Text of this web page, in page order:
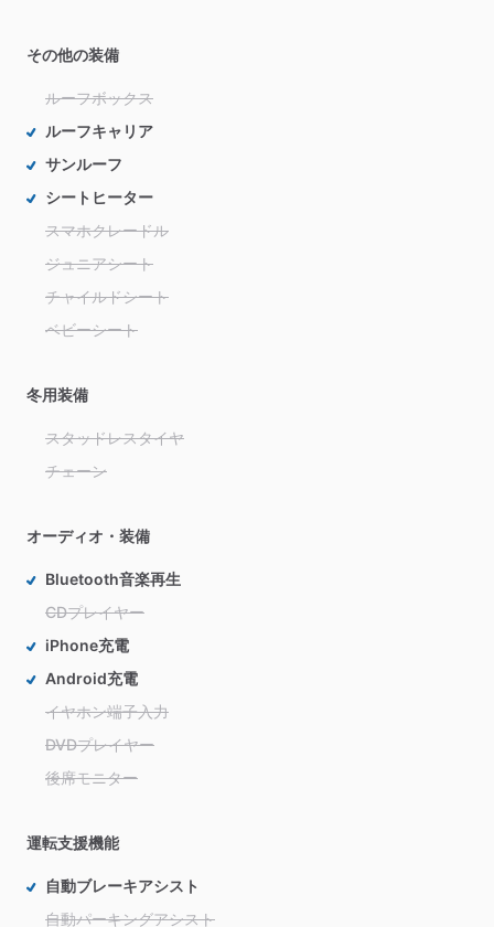
その他の装備
ルーフボックス
ルーフキャリア
サンルーフ
シートヒーター
スマホクレードル
ジュニアシート
チャイルドシート
ベビーシート
冬用装備
スタッドレスタイヤ
チェーン
オーディオ・装備
Bluetooth音楽再生
CDプレイヤー
iPhone充電
Android充電
イヤホン端子入力
DVDプレイヤー
後席モニター
運転支援機能
自動ブレーキアシスト
自動パーキングアシスト